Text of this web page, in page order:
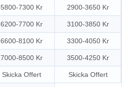
5800-7300 Kr 2900-3650 Kr
6200-7700 Kr 3100-3850 Kr
6600-8100 Kr 3300-4050 Kr
7000-8500 Kr 3500-4250 Kr
Skicka Offert Skicka Offert